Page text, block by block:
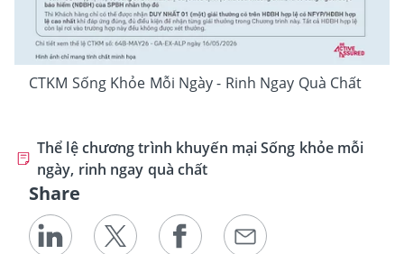
CTKM Sống Khỏe Mỗi Ngày - Rinh Ngay Quà Chất
Thể lệ chương trình khuyến mại Sống khỏe mỗi
ngày, rinh ngay quà chất
Share